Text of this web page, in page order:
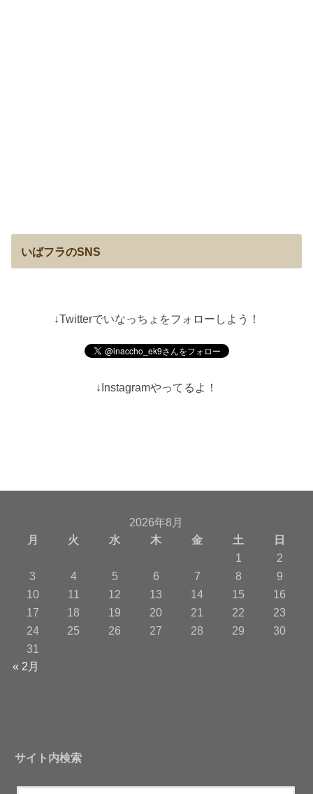
いばフラのSNS
↓Twitterでいなっちょをフォローしよう！
↓Instagramやってるよ！
2026年8月
月
火 水 木 金 土
日
1
2
3
4 5 6 7 8
9
10
11 12 13 14 15
16
17
18 19 20 21 22
23
24
25 26 27 28 29
30
31
« 2月
サイト内検索